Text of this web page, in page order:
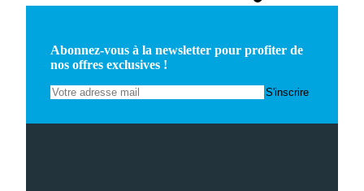
Abonnez-vous à la newsletter pour profiter de
nos offres exclusives !